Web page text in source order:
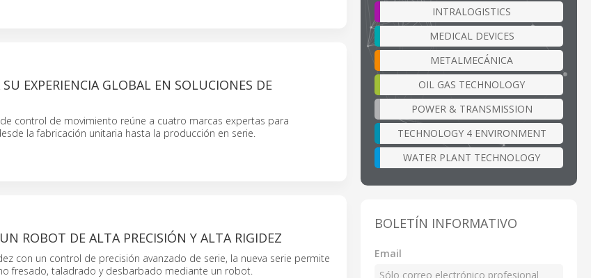
EXPERIENCIA GLOBAL EN SOLUCIONES DE
control de movimiento reúne a cuatro marcas expertas para
la fabricación unitaria hasta la producción en serie.
ROBOT DE ALTA PRECISIÓN Y ALTA RIGIDEZ
con un control de precisión avanzado de serie, la nueva serie permite
fresado, taladrado y desbarbado mediante un robot.
INTRALOGISTICS
MEDICAL DEVICES
METALMECÁNICA
OIL GAS TECHNOLOGY
POWER & TRANSMISSION
TECHNOLOGY 4 ENVIRONMENT
WATER PLANT TECHNOLOGY
BOLETÍN INFORMATIVO
Email